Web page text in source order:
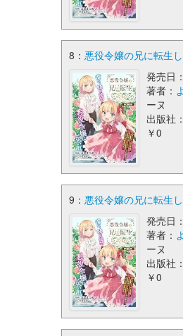
8： 悪役令嬢の兄に転生
発売日
著者：
ーヌ
出版社
￥0
9： 悪役令嬢の兄に転生
発売日
著者：
ーヌ
出版社
￥0